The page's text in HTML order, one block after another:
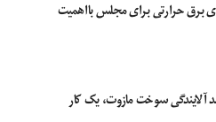
برق حرارتی برای مجلس بااهمیت
سوخت مازوت، یک کار